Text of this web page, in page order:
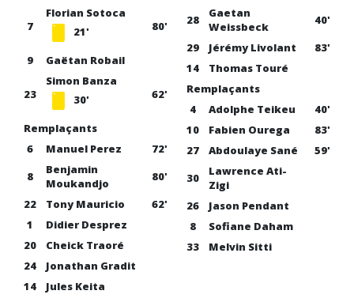
7
Florian Sotoca
21'
80'
9 Gaëtan Robail
23
Simon Banza
30'
62'
Remplaçants
6
Manuel Perez
72'
8
Benjamin
Moukandjo
80'
22
Tony Mauricio
62'
1
Didier Desprez
20
Cheick Traoré
24
Jonathan Gradit
14
Jules Keita
28
Gaetan
Weissbeck
40'
29
Jérémy Livolant
83'
14
Thomas Touré
Remplaçants
4
Adolphe Teikeu
40'
10
Fabien Ourega
83'
27
Abdoulaye Sané
59'
30
Lawrence Ati-
Zigi
26
Jason Pendant
8
Sofiane Daham
33
Melvin Sitti